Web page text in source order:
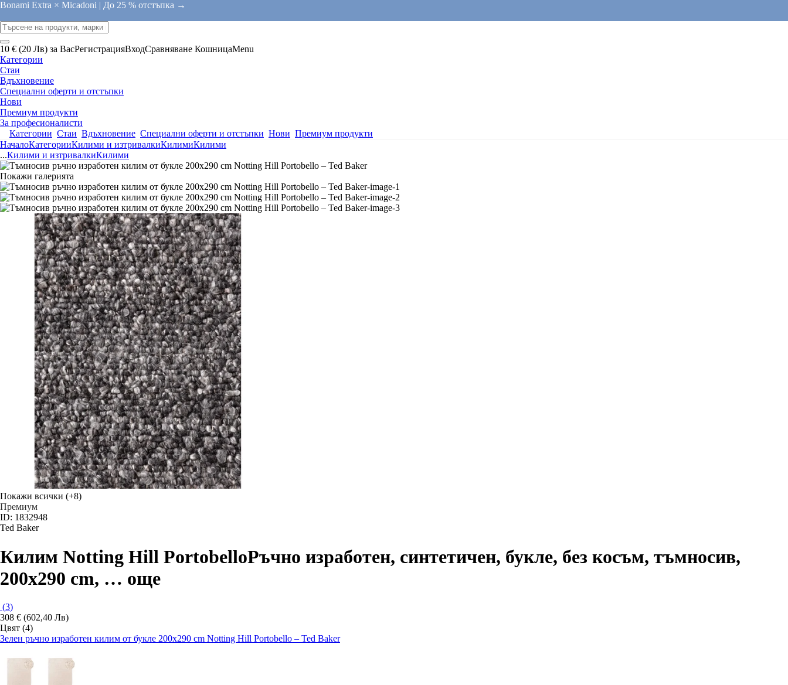
Bonami Extra × Micadoni | До 25 % отстъпка →
10 € (20 Лв) за ВасРегистрацияВходСравняване КошницаMenu
Категории
Стаи
Вдъхновение
Специални оферти и отстъпки
Нови
Премиум продукти
За професионалисти
Категории Стаи Вдъхновение Специални оферти и отстъпки Нови Премиум продукти
НачалоКатегорииКилими и изтривалкиКилимиКилими
...Килими и изтривалкиКилими
Покажи галерията
Покажи всички (+8)
Премиум
ID: 1832948
Ted Baker
Килим Notting Hill PortobelloРъчно изработен, синтетичен, букле, без косъм, тъмносив,
200x290 cm, … още
(3)
308 € (602,40 Лв)
Цвят (4)
Зелен ръчно изработен килим от букле 200x290 cm Notting Hill Portobello – Ted Baker